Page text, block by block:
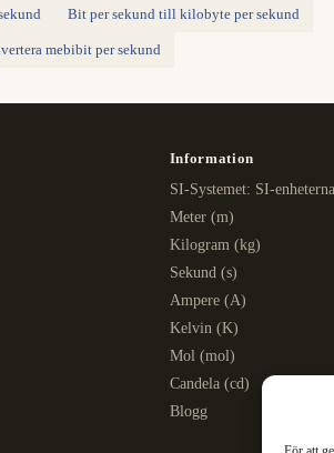
Bit per sekund till kilobyte per sekund
mebibit per sekund
Information
SI-Systemet: SI-
Meter (m)
Kilogram (kg)
Sekund (s)
Ampere (A)
Kelvin (K)
Mol (mol)
Candela (cd)
Blogg